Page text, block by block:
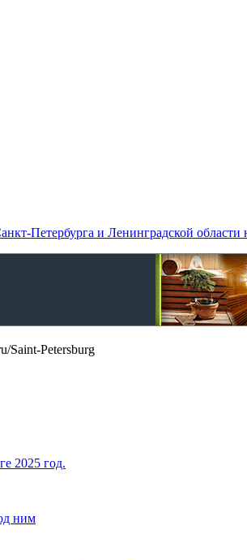
Петербурга и Ленинградской
Saint-Petersburg
2025 год.
ним